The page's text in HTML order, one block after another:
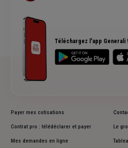
Téléchargez l'app Generali !
RC Professionnelle
Assurance cyber risques
Assurance créateur d'entreprise
Payer mes cotisations
Contrat pro : télédéclarer et payer
Mes demandes en ligne
Le